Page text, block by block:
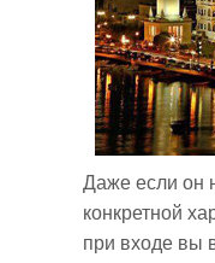
Даже если он
конкретной
при входе вы